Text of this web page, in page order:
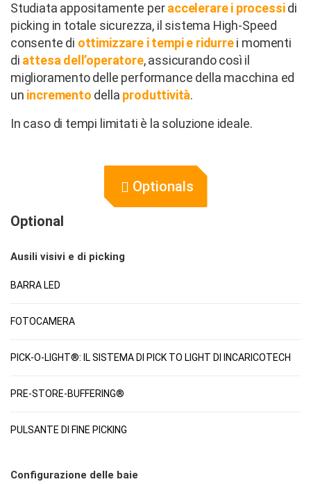
Studiata appositamente peraccelerare i processidi
picking in totale sicurezza, il sistema High-Speed
consente di ottimizzare i tempi e ridurrei momenti
di attesa dell’operatore, assicurando così il
miglioramento delle performance della macchina ed
un incremento della produttività.
In caso di tempi limitati è la soluzione ideale.
Optionals
Optional
Ausili visivi e di picking
BARRA LED
FOTOCAMERA
PICK-O-LIGHT®: IL SISTEMA DI PICK TO LIGHT DI INCARICOTECH
PRE-STORE-BUFFERING®
PULSANTE DI FINE PICKING
Configurazione delle baie